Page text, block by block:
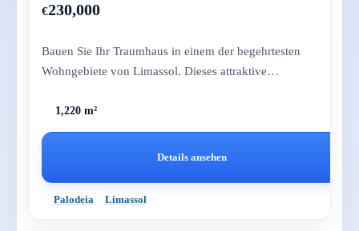
€230,000
Bauen Sie Ihr Traumhaus in einem der begehrtesten
Wohngebiete von Limassol. Dieses attraktive
1,220 m²
Details ansehen
Palodeia Limassol